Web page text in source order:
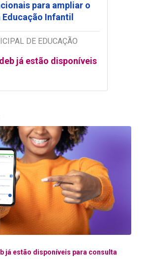
para ampliar o
Infantil
DE EDUCAÇÃO
já estão disponíveis
já estão disponíveis para consulta